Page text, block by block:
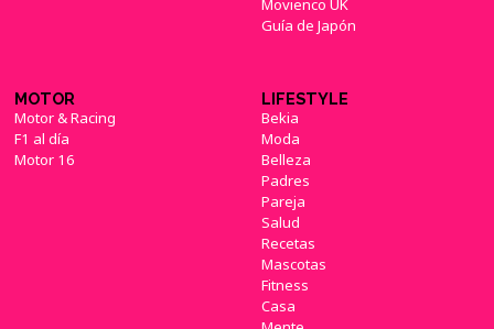
Movienco UK
Guía de Japón
MOTOR
Motor & Racing
F1 al día
Motor 16
LIFESTYLE
Bekia
Moda
Belleza
Padres
Pareja
Salud
Recetas
Mascotas
Fitness
Casa